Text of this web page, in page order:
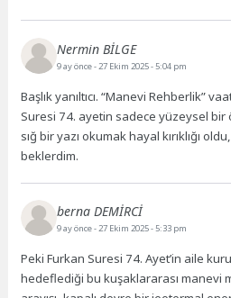
Nermin BİLGE
9 ay önce- 27 Ekim 2025 - 5:04 pm
Başlık yanıltıcı. “Manevi Rehberlik”
Suresi 74. ayetin sadece yüzeysel
sığ bir yazı okumak hayal kırıklığı
beklerdim.
berna DEMİRCİ
9 ay önce- 27 Ekim 2025 - 5:33 pm
Peki Furkan Suresi 74. Ayet’in aile
hedeflediği bu kuşaklararası manevi